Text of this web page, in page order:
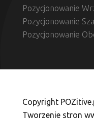
Pozycjonowanie
Pozycjonowanie
Pozycjonowanie
Copyright
Tworzenie stron